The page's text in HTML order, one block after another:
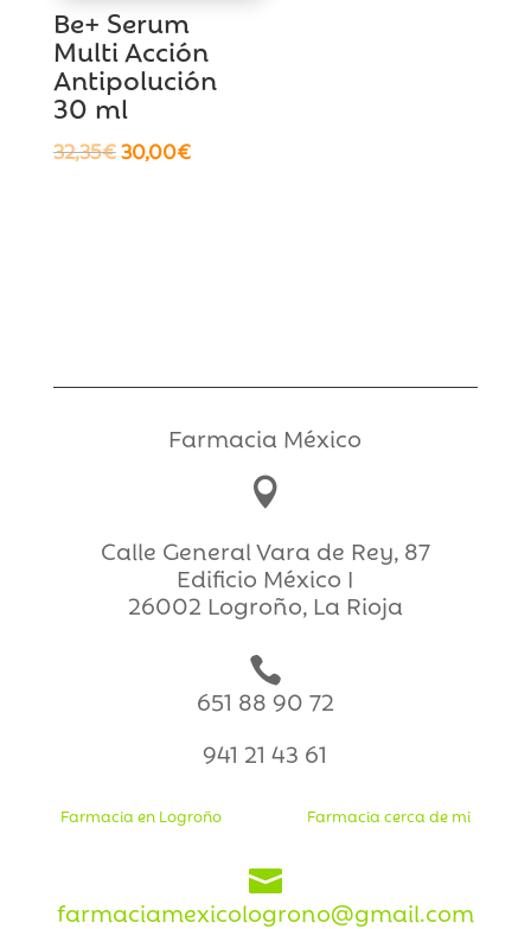
Be+ Serum
Multi Acción
Antipolución
30 ml
32,35€El
30,00€El
Farmacia México

Calle General Vara de Rey, 87
Edificio México I
26002 Logroño, La Rioja

651 88 90 72
941 21 43 61
Farmacia en Logroño Farmacia cerca de mi

farmaciamexicologrono@gmail.com